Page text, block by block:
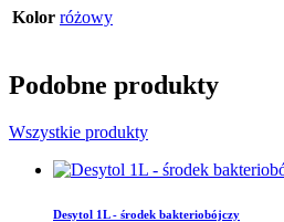
Kolor różowy
Podobne produkty
Wszystkie produkty
Desytol 1L - środek bakteriobójczy